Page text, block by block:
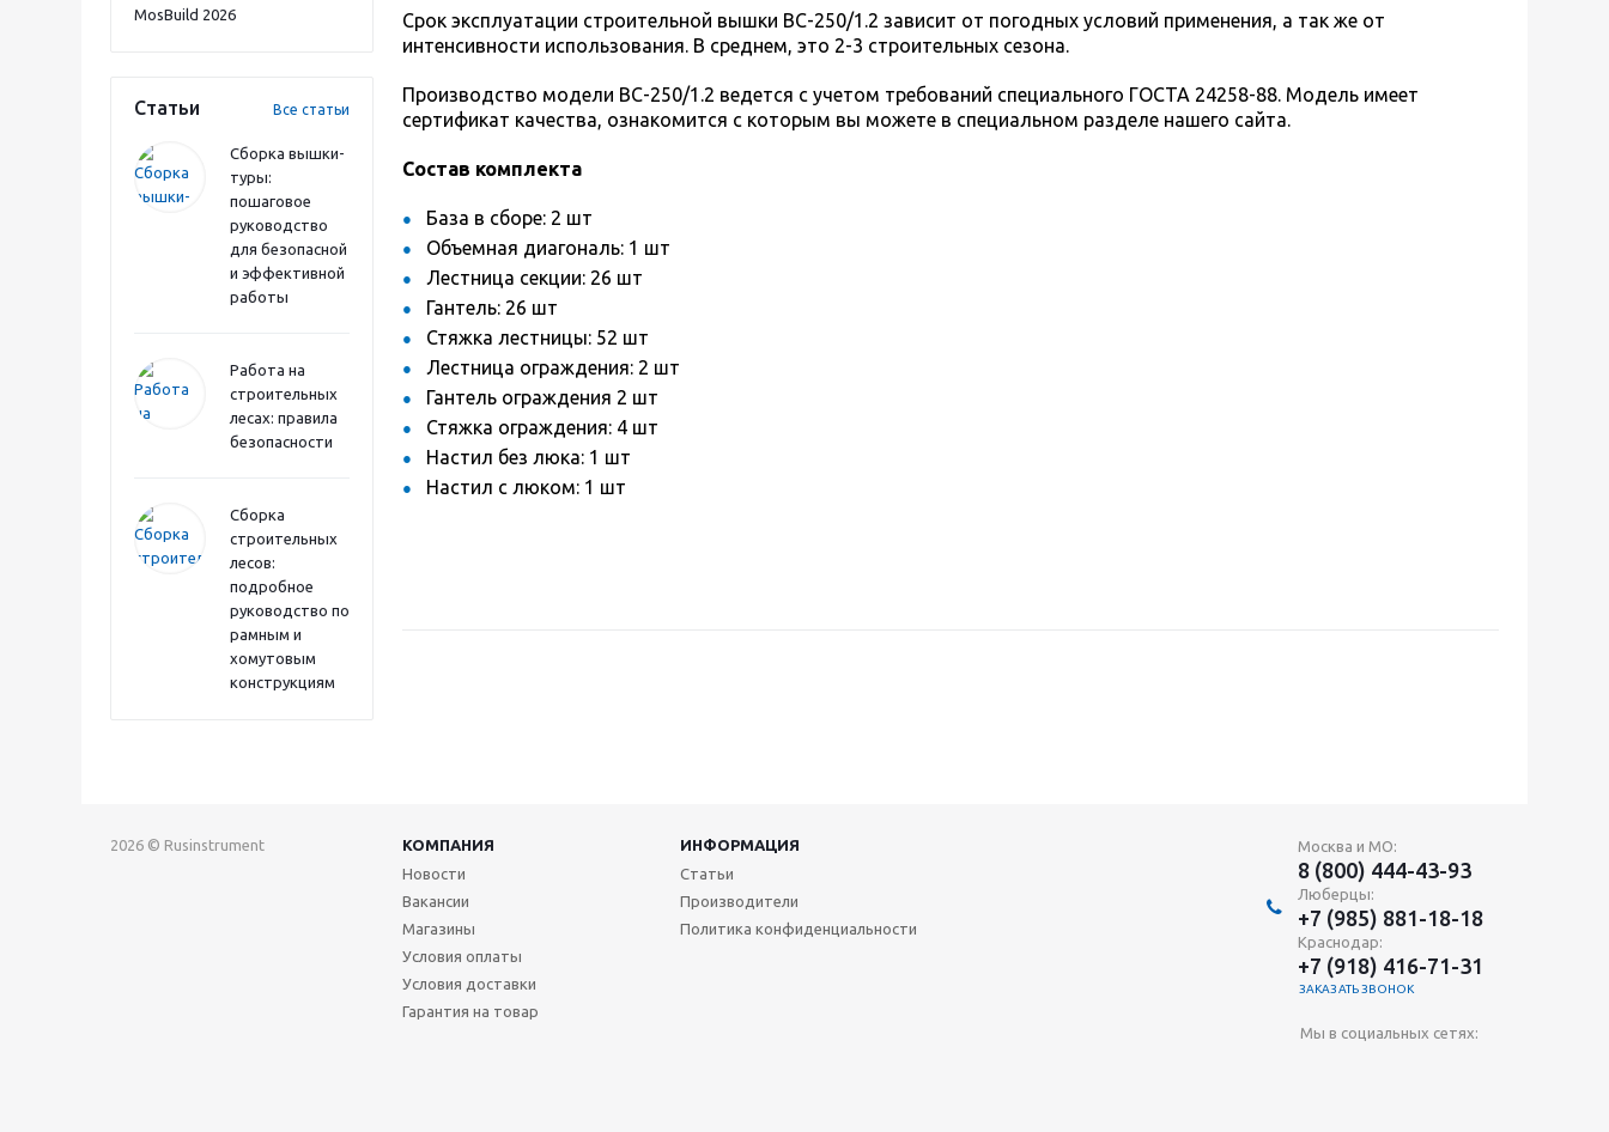
MosBuild 2026
Статьи Все статьи
Сборка вышки-
туры:
пошаговое
руководство
для безопасной
и эффективной
работы
Работа на
строительных
лесах: правила
безопасности
Сборка
строительных
лесов:
подробное
руководство по
рамным и
хомутовым
конструкциям
Срок эксплуатации строительной вышки ВС-250/1.2 зависит от погодных условий применения, а так же от
интенсивности использования. В среднем, это 2-3 строительных сезона.
Производство модели ВС-250/1.2 ведется с учетом требований специального ГОСТА 24258-88. Модель имеет
сертификат качества, ознакомится с которым вы можете в специальном разделе нашего сайта.
Состав комплекта
База в сборе: 2 шт
Объемная диагональ: 1 шт
Лестница секции: 26 шт
Гантель: 26 шт
Стяжка лестницы: 52 шт
Лестница ограждения: 2 шт
Гантель ограждения 2 шт
Стяжка ограждения: 4 шт
Настил без люка: 1 шт
Настил с люком: 1 шт
2026 © Rusinstrument КОМПАНИЯ
ИНФОРМАЦИЯ
Новости
Вакансии
Магазины
Условия оплаты
Условия доставки
Гарантия на товар
Статьи
Производители
Политика конфиденциальности
Москва и МО:
8 (800) 444-43-93
Люберцы:
+7 (985) 881-18-18
Краснодар:
+7 (918) 416-71-31
ЗАКАЗАТЬ ЗВОНОК
Мы в социальных сетях: